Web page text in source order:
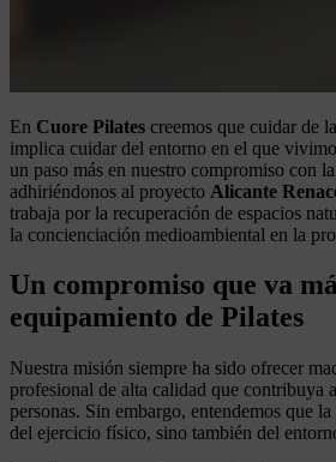
En Cuore Pilates creemos que cuidar de
implica cuidar del entorno en el que
un paso más en nuestro compromiso con
adhiriéndonos al proyecto Alicante
trabaja por la recuperación de espacios
la concienciación medioambiental en la
Un compromiso que va
equipamiento de Pilates
Nuestra misión siempre ha sido ofrecer
profesional de alta calidad que contribuya
personas. Sin embargo, entendemos que
del ejercicio físico, sino también del